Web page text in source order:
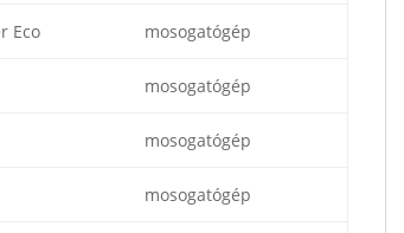
Eco mosogatógép
mosogatógép
mosogatógép
mosogatógép